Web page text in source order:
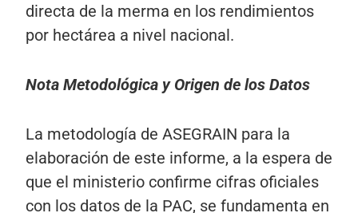
directa de la merma en los rendimientos
por hectárea a nivel nacional.
Nota Metodológica y Origen de los Datos
La metodología de ASEGRAIN para la
elaboración de este informe, a la espera de
que el ministerio confirme cifras oficiales
con los datos de la PAC, se fundamenta en